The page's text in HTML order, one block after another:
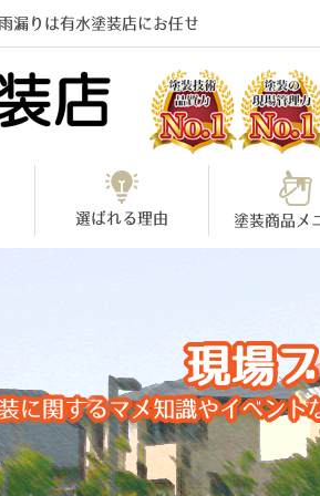
漏りは有水塗装店にお任せ
選ばれる理由 塗装商品メ
現場
に関するマメ知識やイベント